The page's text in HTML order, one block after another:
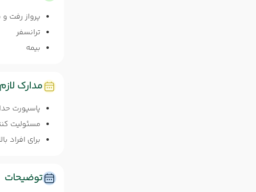
پرواز رفت
ترانسفر
بیمه
مدارک لازم
پاسپورت حداقل 7 ماه
مسئولیت
برای افراد بالای 60 سال هزینه بیمه به عهده
توضیحات